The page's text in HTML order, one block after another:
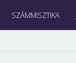
SZÁMMISZTIKA